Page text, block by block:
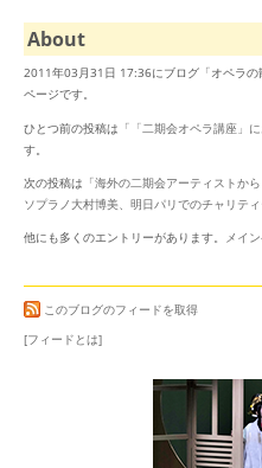
About
2011年03月31日 17:36にブログ「オペラ
ページです。
ひとつ前の投稿は「 「二期会オペラ講座」
す。
次の投稿は「海外の二期会アーティストから
ソプラノ大村博美、明日パリでのチャリテ
他にも多くのエントリーがあります。 メイ
このブログのフィードを取得
[フィードとは]